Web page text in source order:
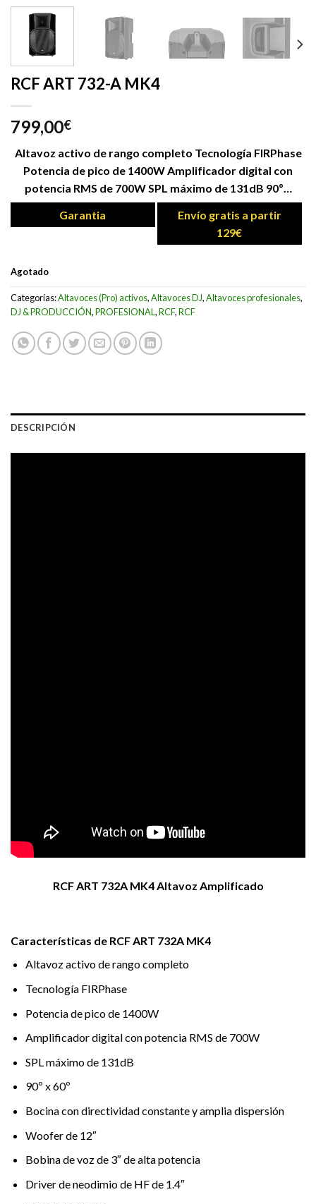
RCF ART 732-A MK4
799,00€
Altavoz activo de rango completo Tecnología FIRPhase
Potencia de pico de 1400W Amplificador digital con
potencia RMS de 700W SPL máximo de 131dB 90º…
Garantia
Envío gratis a partir
129€
Agotado
Categorías:Altavoces (Pro) activos,Altavoces DJ,Altavoces profesionales,
DJ & PRODUCCIÓN,PROFESIONAL,RCF,RCF
DESCRIPCIÓN
RCF ART 732A MK4 Altavoz Amplificado
Características de RCF ART 732A MK4
Altavoz activo de rango completo
Tecnología FIRPhase
Potencia de pico de 1400W
Amplificador digital con potencia RMS de 700W
SPL máximo de 131dB
90º x 60º
Bocina con directividad constante y amplia dispersión
Woofer de 12″
Bobina de voz de 3″ de alta potencia
Driver de neodimio de HF de 1.4″